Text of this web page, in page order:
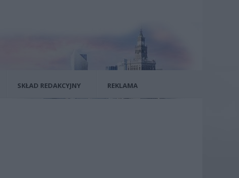
SKŁAD REDAKCYJNY REKLAMA